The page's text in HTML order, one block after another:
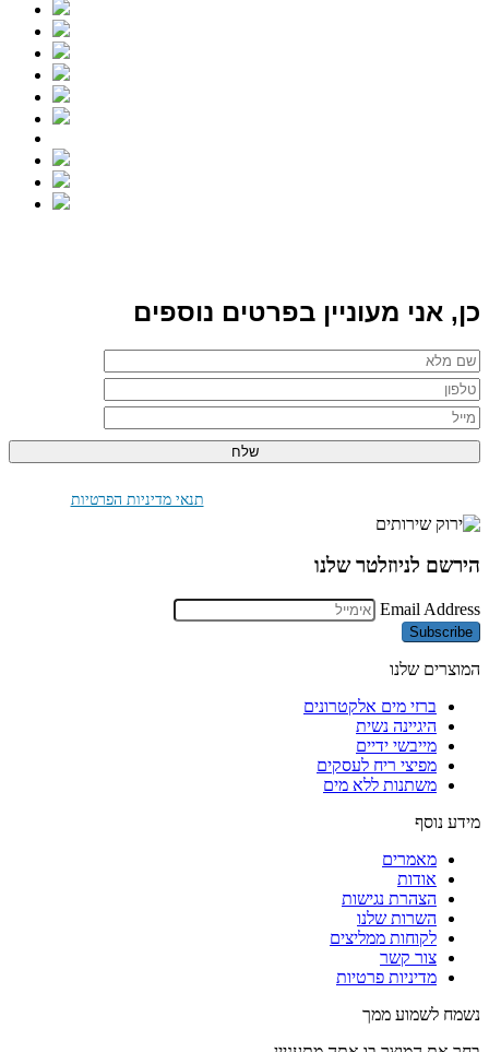
כן, אני מעוניין בפרטים נוספים
תנאי מדיניות הפרטיות
הירשם לניוזלטר שלנו
Email Address
Subscribe
המוצרים שלנו
ברזי מים אלקטרונים
היגיינה נשית
מייבשי ידיים
מפיצי ריח לעסקים
משתנות ללא מים
מידע נוסף
מאמרים
אודות
הצהרת נגישות
השרות שלנו
לקוחות ממליצים
צור קשר
מדיניות פרטיות
נשמח לשמוע ממך